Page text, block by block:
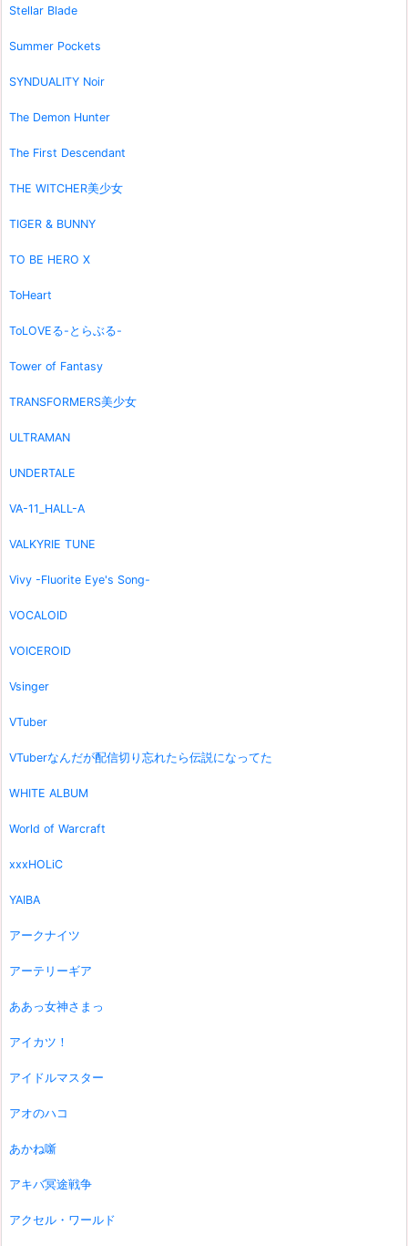
Stellar Blade
Summer Pockets
SYNDUALITY Noir
The Demon Hunter
The First Descendant
THE WITCHER美少女
TIGER & BUNNY
TO BE HERO X
ToHeart
ToLOVEる-とらぶる-
Tower of Fantasy
TRANSFORMERS美少女
ULTRAMAN
UNDERTALE
VA-11_HALL-A
VALKYRIE TUNE
Vivy -Fluorite Eye's Song-
VOCALOID
VOICEROID
Vsinger
VTuber
VTuberなんだが配信切り忘れたら伝説になってた
WHITE ALBUM
World of Warcraft
xxxHOLiC
YAIBA
アークナイツ
アーテリーギア
ああっ女神さまっ
アイカツ！
アイドルマスター
アオのハコ
あかね噺
アキバ冥途戦争
アクセル・ワールド